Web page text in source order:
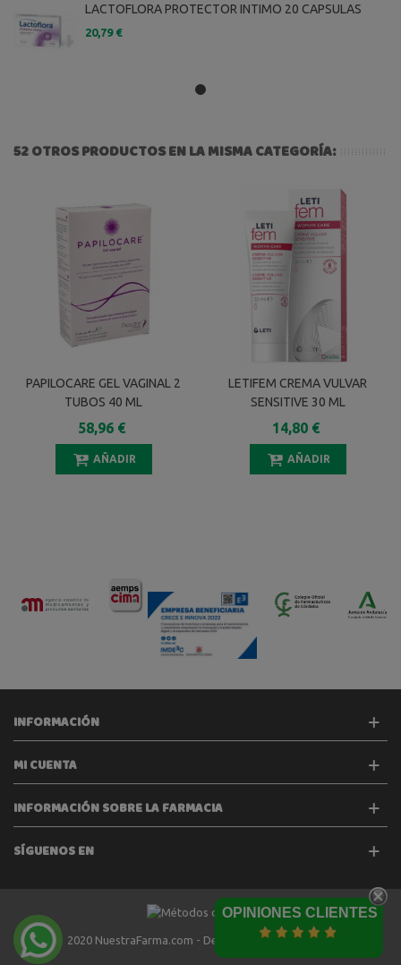
LACTOFLORA PROTECTOR INTIMO 20 CAPSULAS
20,79 €
52 OTROS PRODUCTOS EN LA MISMA CATEGORÍA:
PAPILOCARE GEL VAGINAL 2
TUBOS 40 ML
58,96 €
AÑADIR
LETIFEM CREMA VULVAR
SENSITIVE 30 ML
14,80 €
AÑADIR
OPINIONES CLIENTES
INFORMACIÓN
MI CUENTA
INFORMACIÓN SOBRE LA FARMACIA
SÍGUENOS EN
2020 NuestraFarma.com - Desarrollado porTecinet